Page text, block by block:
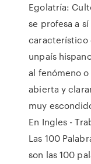
Egolatría:
se profesa a
característico
unpaís
al fenómeno
abierta y
muy
En Ingles -
Las 100
son las 100